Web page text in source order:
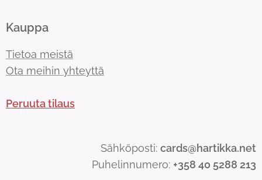
Kauppa
Tietoa meistä
Ota meihin yhteyttä
Peruuta tilaus
Sähköposti: cards@hartikka.net
Puhelinnumero: +358 40 5288 213